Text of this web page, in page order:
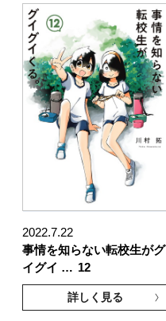
2022.7.22
事情を知らない転校生がグ
イグイ … 12
詳しく見る